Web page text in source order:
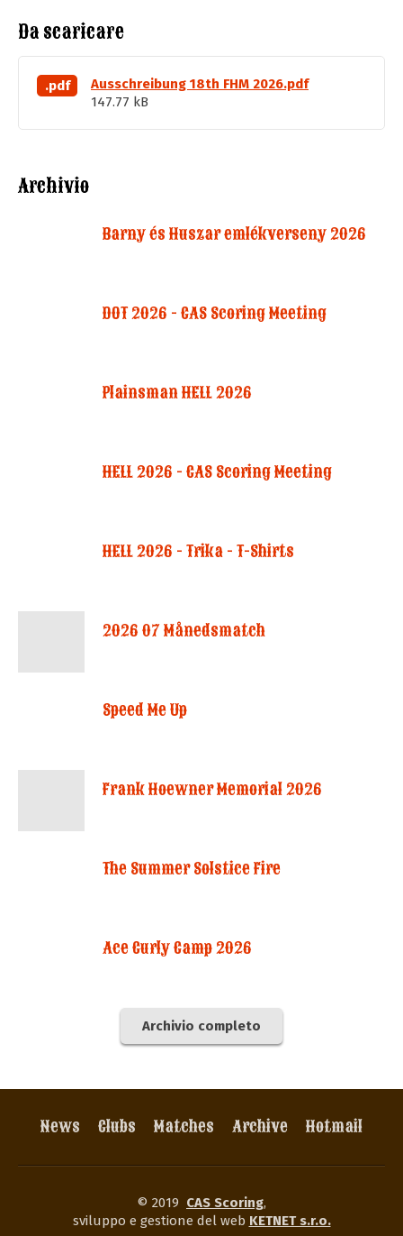
Da scaricare
.pdf
Ausschreibung 18th FHM 2026.pdf
147.77 kB
Archivio
Barny és Huszar emlékverseny 2026
DOT 2026 - CAS Scoring Meeting
Plainsman HELL 2026
HELL 2026 - CAS Scoring Meeting
HELL 2026 - Trika - T-Shirts
2026 07 Månedsmatch
Speed Me Up
Frank Hoewner Memorial 2026
The Summer Solstice Fire
Ace Curly Camp 2026
Archivio completo
News Clubs Matches Archive Hotmail
© 2019 CAS Scoring,
sviluppo e gestione del web KETNET s.r.o.